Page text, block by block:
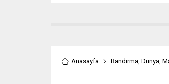
Anasayfa Bandırma, Dünya,